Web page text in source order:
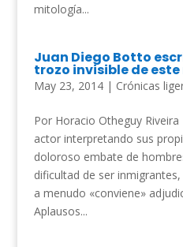
mitología...
Juan Diego Botto
trozo invisible de
May 23, 2014| Crónicas
Por Horacio Otheguy
actor interpretando sus
doloroso embate de
dificultad de ser
a menudo «conviene»
Aplausos...